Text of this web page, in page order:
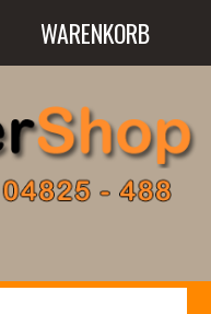
WARENKORB